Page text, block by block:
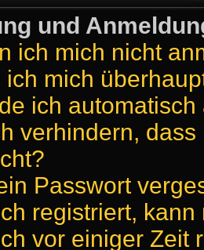
und
ich mich nicht
ich mich
ich
verhindern,
Passwort
registriert,
vor einiger Zeit